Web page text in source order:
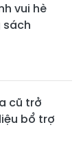
vui hè
sách
cũ trở
bổ trợ